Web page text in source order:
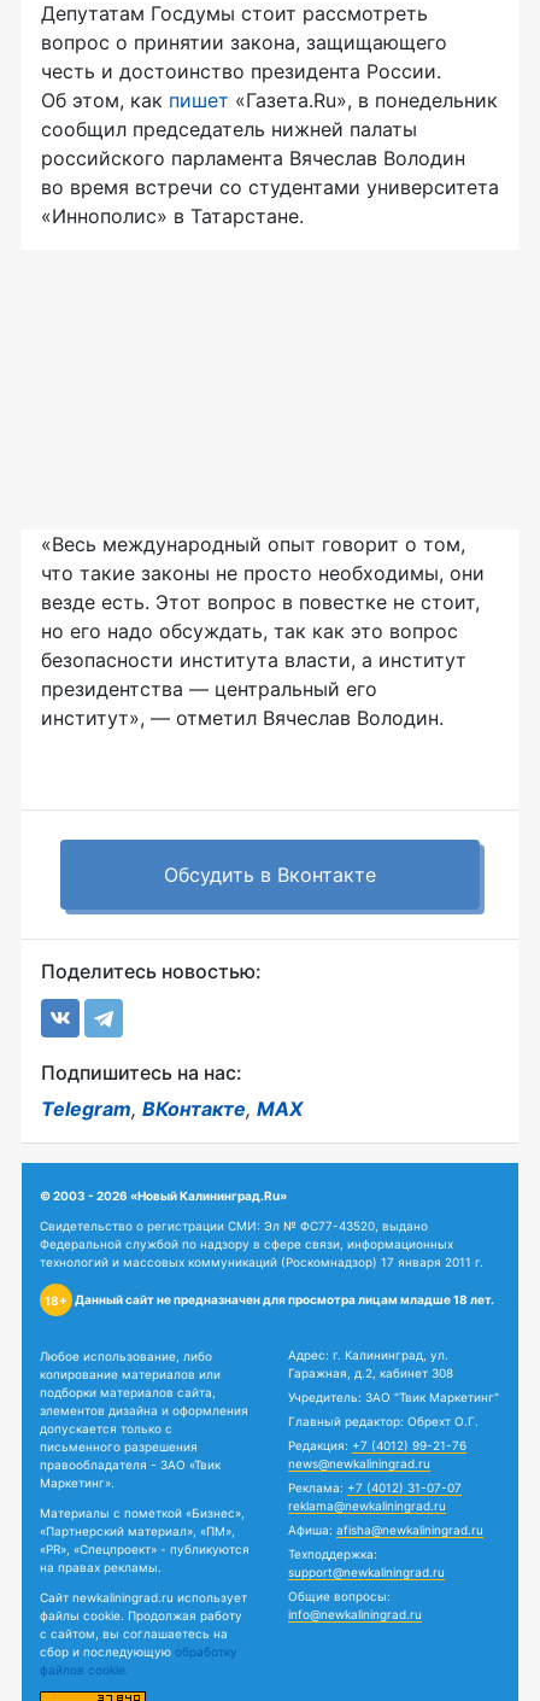
Депутатам Госдумы стоит рассмотреть
вопрос о принятии закона, защищающего
честь и достоинство президента России.
Об этом, как пишет «Газета.Ru», в понедельник
сообщил председатель нижней палаты
российского парламента Вячеслав Володин
во время встречи со студентами университета
«Иннополис» в Татарстане.
«Весь международный опыт говорит о том,
что такие законы не просто необходимы, они
везде есть. Этот вопрос в повестке не стоит,
но его надо обсуждать, так как это вопрос
безопасности института власти, а институт
президентства — центральный его
институт», — отметил Вячеслав Володин.
Обсудить в Вконтакте
Поделитесь новостью:
Подпишитесь на нас:
Telegram, ВКонтакте, MAX
© 2003 - 2026 «Новый Калининград.Ru»
Свидетельство о регистрации СМИ: Эл № ФС77-43520, выдано
Федеральной службой по надзору в сфере связи, информационных
технологий и массовых коммуникаций (Роскомнадзор) 17 января 2011 г.
18+ Данный сайт не предназначен для просмотра лицам младше 18 лет.
Любое использование, либо
копирование материалов или
подборки материалов сайта,
элементов дизайна и оформления
допускается только с
письменного разрешения
правообладателя - ЗАО «Твик
Маркетинг».
Материалы с пометкой «Бизнес»,
«Партнерский материал», «ПМ»,
«PR», «Спецпроект» - публикуются
на правах рекламы.
Сайт newkaliningrad.ru использует
файлы cookie. Продолжая работу
с сайтом, вы соглашаетесь на
сбор и последующую обработку
файлов cookie.
Адрес: г. Калининград, ул.
Гаражная, д.2, кабинет 308
Учредитель: ЗАО "Твик Маркетинг"
Главный редактор: Обрехт О.Г.
Редакция: +7 (4012) 99-21-76
news@newkaliningrad.ru
Реклама: +7 (4012) 31-07-07
reklama@newkaliningrad.ru
Афиша: afisha@newkaliningrad.ru
Техподдержка:
support@newkaliningrad.ru
Общие вопросы:
info@newkaliningrad.ru